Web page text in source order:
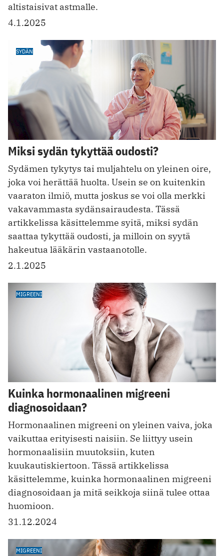
altistaisivat astmalle.
4.1.2025
SYDÄN
Miksi sydän tykyttää oudosti?
Sydämen tykytys tai muljahtelu on yleinen oire,
joka voi herättää huolta. Usein se on kuitenkin
vaaraton ilmiö, mutta joskus se voi olla merkki
vakavammasta sydänsairaudesta. Tässä
artikkelissa käsittelemme syitä, miksi sydän
saattaa tykyttää oudosti, ja milloin on syytä
hakeutua lääkärin vastaanotolle.
2.1.2025
MIGREENI
Kuinka hormonaalinen migreeni
diagnosoidaan?
Hormonaalinen migreeni on yleinen vaiva, joka
vaikuttaa erityisesti naisiin. Se liittyy usein
hormonaalisiin muutoksiin, kuten
kuukautiskiertoon. Tässä artikkelissa
käsittelemme, kuinka hormonaalinen migreeni
diagnosoidaan ja mitä seikkoja siinä tulee ottaa
huomioon.
31.12.2024
MIGREENI